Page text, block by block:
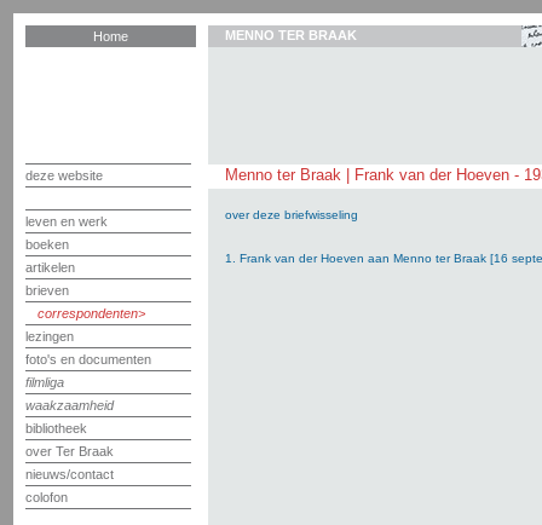
Home
deze website
leven en werk
boeken
artikelen
brieven
correspondenten
lezingen
foto's en documenten
filmliga
waakzaamheid
bibliotheek
over Ter Braak
nieuws/contact
colofon
MENNO TER BRAAK
Menno ter Braak | Frank van der Hoeven -
over deze briefwisseling
1. Frank van der Hoeven aan Menno ter Braak [16